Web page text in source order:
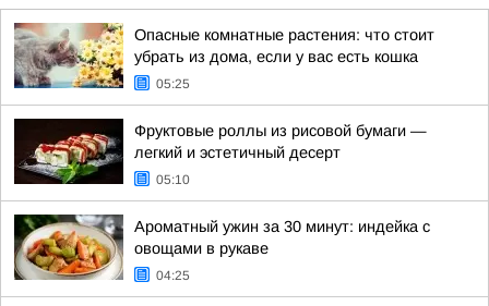
Опасные комнатные растения: что стоит
убрать из дома, если у вас есть кошка
05:25
Фруктовые роллы из рисовой бумаги —
легкий и эстетичный десерт
05:10
Ароматный ужин за 30 минут: индейка с
овощами в рукаве
04:25